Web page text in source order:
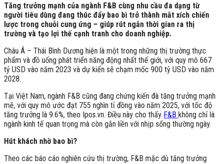
Tăng trưởng mạnh của ngành F&B cùng nhu cầu đa dạng từ
người tiêu dùng đang thúc đẩy bao bì trở thành mắt xích chiến
lược trong chuỗi cung ứng – giúp rút ngắn thời gian ra thị
trường và tạo lợi thế cạnh tranh cho doanh nghiệp.
Châu Á – Thái Bình Dương hiện là một trong những thị trường thực
phẩm và đồ uống phát triển năng động nhất thế giới, với quy mô 667
tỷ USD vào năm 2023 và dự kiến sẽ chạm mốc 900 tỷ USD vào năm
2028.
Tại Việt Nam, ngành F&B cũng đang chứng kiến đà tăng trưởng mạnh
mẽ, với quy mô ước đạt 755 nghìn tỉ đồng vào năm 2025, với tốc độ
tăng trưởng là 9.6%, theo Ipos.vn. Điều này cho thấy F&B không chỉ là
ngành kinh tế quan trọng mà còn gắn liền với nhịp sống thường ngày.
Hút khách nhờ bao bì?
Theo các báo cáo nghiên cứu thị trường, F&B mặc dù tăng trưởng